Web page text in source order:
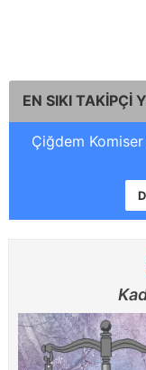
EN SIKI TAKİPÇİ
Çiğdem